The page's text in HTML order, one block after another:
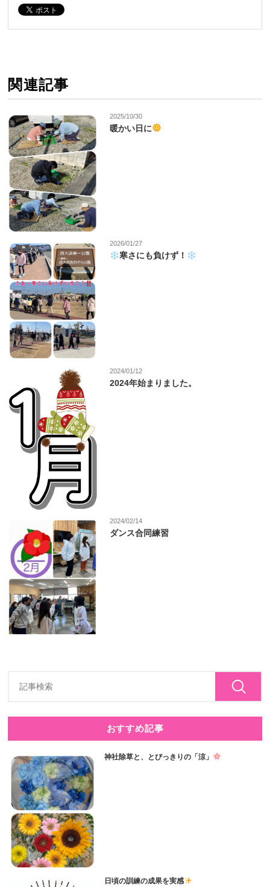
関連記事
2025/10/30
暖かい日に
2026/01/27
寒さにも負けず！
2024/01/12
2024年始まりました。
2024/02/14
ダンス合同練習
おすすめ記事
神社除草と、とびっきりの「涼」
日頃の訓練の成果を実感